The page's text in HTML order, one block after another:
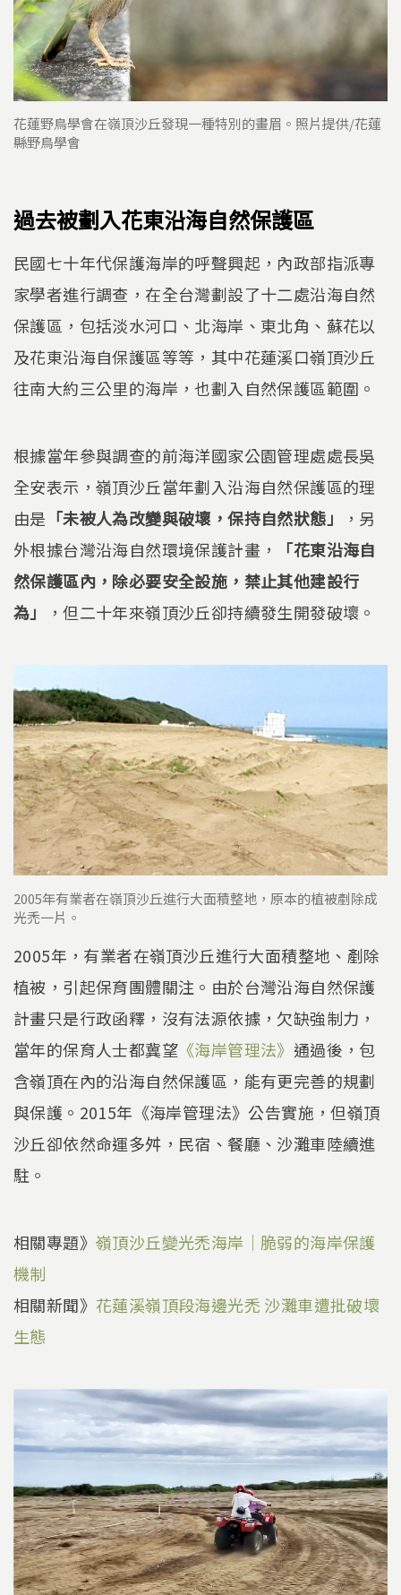
花蓮野鳥學會在嶺頂沙丘發現一種特別的畫眉。照片提供/花蓮
縣野鳥學會
過去被劃入花東沿海自然保護區
民國七十年代保護海岸的呼聲興起，內政部指派專
家學者進行調查，在全台灣劃設了十二處沿海自然
保護區，包括淡水河口、北海岸、東北角、蘇花以
及花東沿海自保護區等等，其中花蓮溪口嶺頂沙丘
往南大約三公里的海岸，也劃入自然保護區範圍。
根據當年參與調查的前海洋國家公園管理處處長吳
全安表示，嶺頂沙丘當年劃入沿海自然保護區的理
由是 「未被人為改變與破壞，保持自然狀態」
，另
外根據台灣沿海自然環境保護計畫，
「花東沿海自
然保護區內，除必要安全設施，禁止其他建設行
為」
，但二十年來嶺頂沙丘卻持續發生開發破壞。
2005年有業者在嶺頂沙丘進行大面積整地，原本的植被剷除成
光禿一片。
2005年，有業者在嶺頂沙丘進行大面積整地、剷除
植被，引起保育團體關注。由於台灣沿海自然保護
計畫只是行政函釋，沒有法源依據，欠缺強制力，
當年的保育人士都冀望 《海岸管理法》 通過後，包
含嶺頂在內的沿海自然保護區，能有更完善的規劃
與保護。2015年《海岸管理法》公告實施，但嶺頂
沙丘卻依然命運多舛，民宿、餐廳、沙灘車陸續進
駐。
相關專題》 嶺頂沙丘變光禿海岸｜脆弱的海岸保護
機制
相關新聞》 花蓮溪嶺頂段海邊光禿 沙灘車遭批破壞
生態